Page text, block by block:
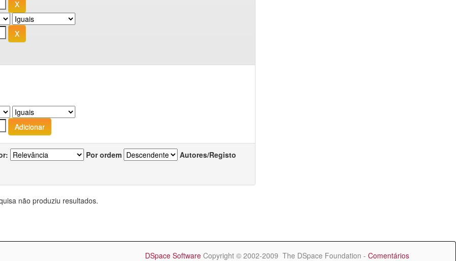
Por ordem Autores/Registo
não produziu resultados.
DSpace Software Copyright © 2002-2009 The DSpace Foundation - Comentários